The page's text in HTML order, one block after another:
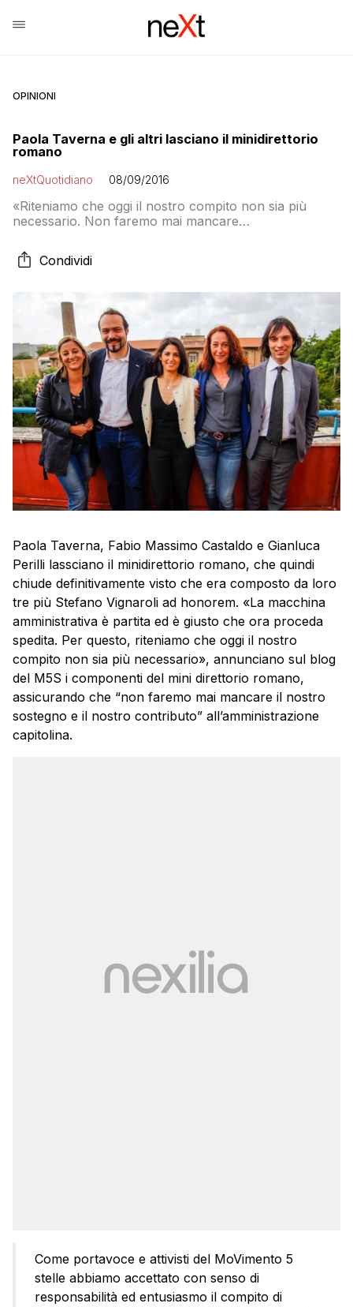
OPINIONI
Paola Taverna e gli altri lasciano il minidirettorio
romano
neXtQuotidiano 08/09/2016
«Riteniamo che oggi il nostro compito non sia più
necessario. Non faremo mai mancare
nostro contributo continuando a portare avanti il
nostro lavoro nelle istituzioni in cui siamo stati eletti»,
Gianluca Perilli
Condividi
Paola Taverna, Fabio Massimo Castaldo e Gianluca
Perilli lassciano il minidirettorio romano, che quindi
chiude definitivamente visto che era composto da loro
tre più Stefano Vignaroli ad honorem. «La macchina
amministrativa è partita ed è giusto che ora proceda
spedita. Per questo, riteniamo che oggi il nostro
compito non sia più necessario», annunciano sul blog
del M5S i componenti del mini direttorio romano,
assicurando che “non faremo mai mancare il nostro
sostegno e il nostro contributo” all’amministrazione
capitolina.
Come portavoce e attivisti del MoVimento 5
stelle abbiamo accettato con senso di
responsabilità ed entusiasmo il compito di